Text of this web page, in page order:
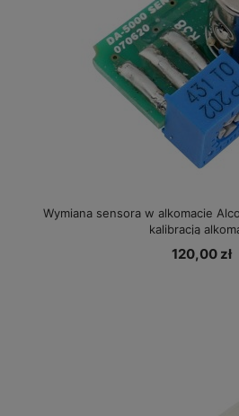
Wymiana sensora w alkomacie
kalibracją
120,00 zł